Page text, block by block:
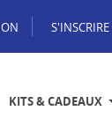
S'INSCRIRE
KITS & CADEAUX